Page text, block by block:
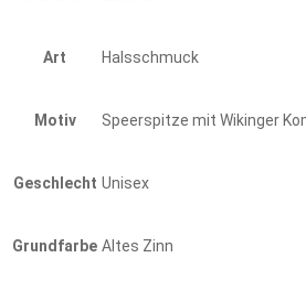
Art Halsschmuck
Motiv Speerspitze mit Wikinger
Geschlecht Unisex
Grundfarbe Altes Zinn